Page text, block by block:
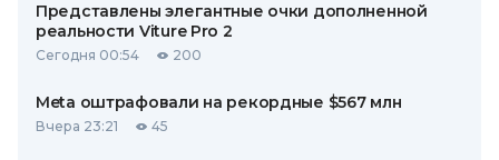
Представлены элегантные очки дополненной
реальности Viture Pro 2
Сегодня 00:54 200
Meta оштрафовали на рекордные $567 млн
Вчера 23:21 45